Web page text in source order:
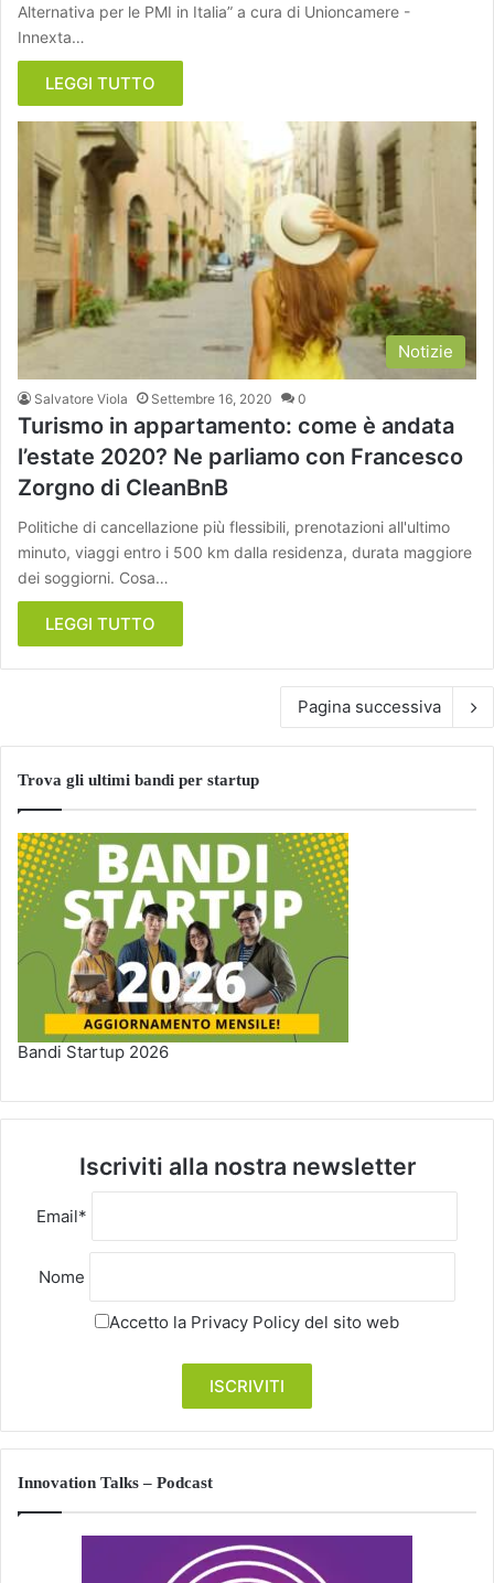
Alternativa per le PMI in Italia” a cura di Unioncamere -
Innexta…
LEGGI TUTTO
Notizie
Salvatore Viola Settembre 16, 2020 0
Turismo in appartamento: come è andata
l’estate 2020? Ne parliamo con Francesco
Zorgno di CleanBnB
Politiche di cancellazione più flessibili, prenotazioni all'ultimo
minuto, viaggi entro i 500 km dalla residenza, durata maggiore
dei soggiorni. Cosa…
LEGGI TUTTO
Pagina successiva
Trova gli ultimi bandi per startup
Bandi Startup 2026
Iscriviti alla nostra newsletter
Email*
Nome
Accetto la Privacy Policy del sito web
Innovation Talks – Podcast